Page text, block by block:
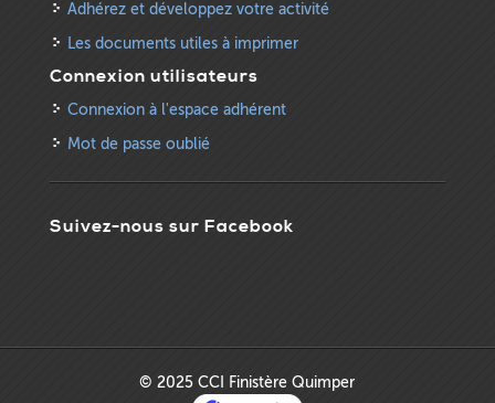
Adhérez et développez votre activité
Les documents utiles à imprimer
Connexion utilisateurs
Connexion à l'espace adhérent
Mot de passe oublié
Suivez-nous sur Facebook
© 2025 CCI Finistère Quimper